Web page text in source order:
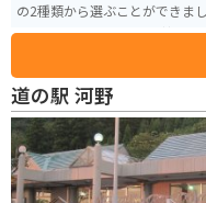
の2種類から選ぶことができま
ースで味付けされたかつ丼もお
道の駅 河野